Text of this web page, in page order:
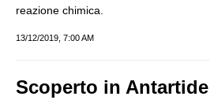
reazione chimica.
13/12/2019, 7:00 AM
Scoperto in